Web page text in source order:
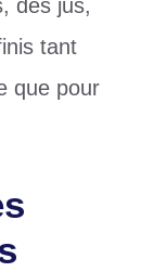
des jus,
tant
que pour